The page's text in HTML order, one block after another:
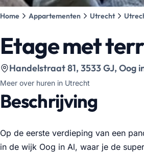
Home Appartementen Utrecht
Etage met
Bekijk locatie op kaart:
Handelstraat 81, 3533 GJ, Oog
Meer over huren in Utrecht
Beschrijving
Op de eerste verdieping van een
in de wijk Oog in Al, waar je de